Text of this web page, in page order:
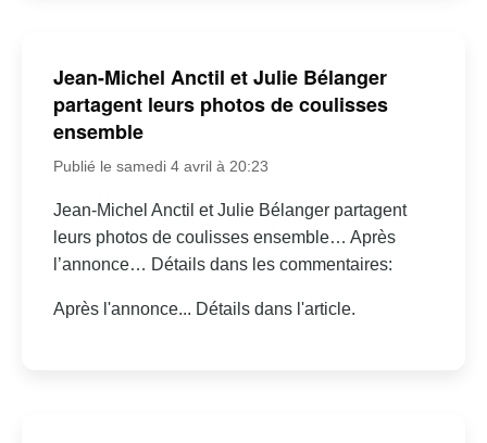
Jean-Michel Anctil et Julie Bélanger
partagent leurs photos de coulisses
ensemble
Publié le samedi 4 avril à 20:23
Jean-Michel Anctil et Julie Bélanger partagent
leurs photos de coulisses ensemble… Après
l’annonce… Détails dans les commentaires:
Après l'annonce... Détails dans l'article.